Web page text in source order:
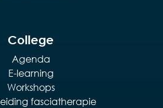
College
Agenda
E-learning
Workshops
fasciatherapie